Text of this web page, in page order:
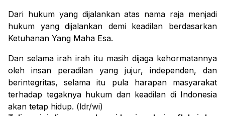
Dari hukum yang dijalankan atas nama raja menjadi
hukum yang dijalankan demi keadilan berdasarkan
Ketuhanan Yang Maha Esa.
Dan selama irah irah itu masih dijaga kehormatannya
oleh insan peradilan yang jujur, independen, dan
berintegritas, selama itu pula harapan masyarakat
terhadap tegaknya hukum dan keadilan di Indonesia
akan tetap hidup. (ldr/wi)